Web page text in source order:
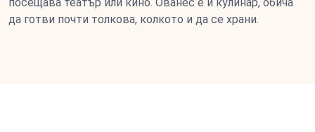
да готви почти толкова, колкото и да се храни.